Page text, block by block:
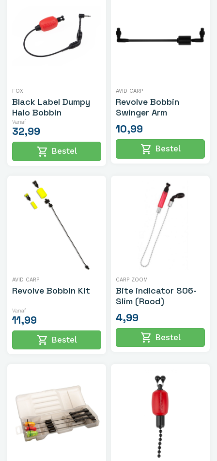
FOX
Black Label Dumpy
Halo Bobbin
Vanaf
32,99
shopping_cart Bestel
AVID CARP
Revolve Bobbin
Swinger Arm
10,99
shopping_cart Bestel
AVID CARP
Revolve Bobbin Kit
Vanaf
11,99
shopping_cart Bestel
CARP ZOOM
Bite indicator S06-
Slim (Rood)
4,99
shopping_cart Bestel